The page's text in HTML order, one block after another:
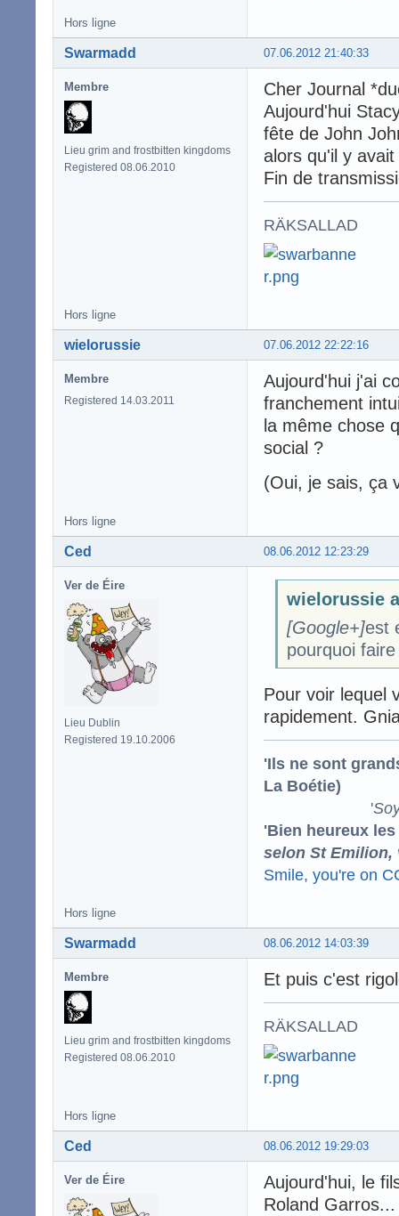
Hors ligne
07.06.2012 21:40:33
Swarmadd
Membre
Lieu grim and frostbitten kingdoms
Registered 08.06.2010
Cher Journal
Aujourd'hui
fête de John
alors qu'il y
Fin de
RÄKSALLAD
Hors ligne
07.06.2012 22:22:16
wielorussie
Membre
Registered 14.03.2011
Aujourd'hui j'ai
franchement
la même chose
social ?
(Oui, je sais, ça
Hors ligne
08.06.2012 12:23:29
Ced
Ver de Éire
Lieu Dublin
Registered 19.10.2006
wielorussie
[Google+]est
pourquoi
Pour voir lequel
rapidement.
'Ils ne sont
La Boétie)
'
'Bien heureux
selon St Emilion,
Smile, you're on
Hors ligne
08.06.2012 14:03:39
Swarmadd
Membre
Lieu grim and frostbitten kingdoms
Registered 08.06.2010
Et puis c'est
RÄKSALLAD
Hors ligne
08.06.2012 19:29:03
Ced
Ver de Éire
Aujourd'hui, le
Roland